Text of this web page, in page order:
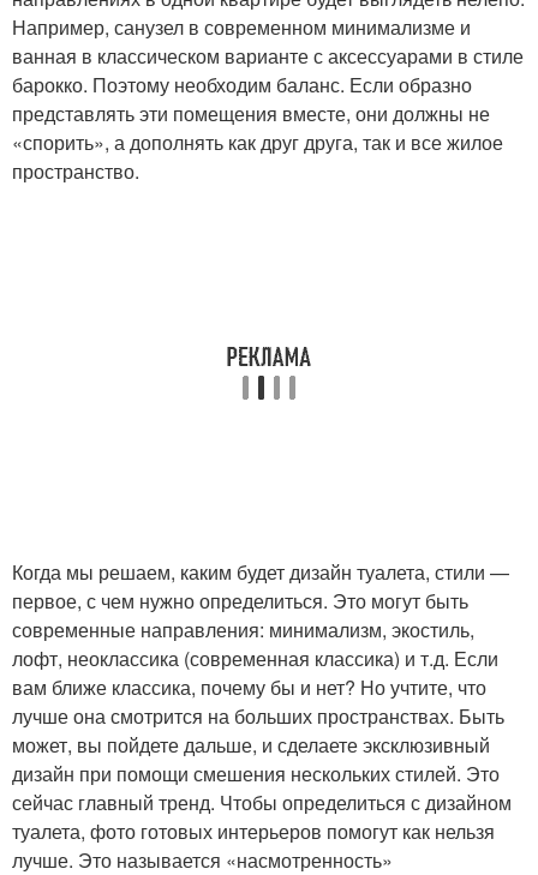
Например, санузел в современном минимализме и
ванная в классическом варианте с аксессуарами в стиле
барокко. Поэтому необходим баланс. Если образно
представлять эти помещения вместе, они должны не
«спорить», а дополнять как друг друга, так и все жилое
пространство.
Когда мы решаем, каким будет дизайн туалета, стили —
первое, с чем нужно определиться. Это могут быть
современные направления: минимализм, экостиль,
лофт, неоклассика (современная классика) и т.д. Если
вам ближе классика, почему бы и нет? Но учтите, что
лучше она смотрится на больших пространствах. Быть
может, вы пойдете дальше, и сделаете эксклюзивный
дизайн при помощи смешения нескольких стилей. Это
сейчас главный тренд. Чтобы определиться с дизайном
туалета, фото готовых интерьеров помогут как нельзя
лучше. Это называется «насмотренность»